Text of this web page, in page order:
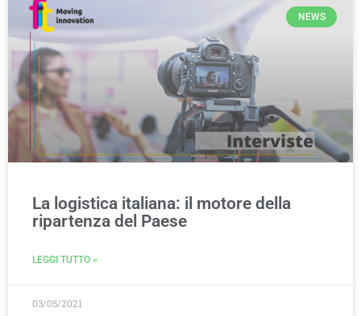
NEWS
La logistica italiana: il motore della
ripartenza del Paese
LEGGI TUTTO »
03/05/2021